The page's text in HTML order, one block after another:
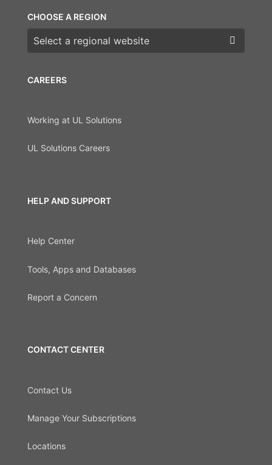
CAREERS
Working at UL Solutions
UL Solutions Careers
HELP AND SUPPORT
Help Center
Tools, Apps and Databases
Report a Concern
CONTACT CENTER
Contact Us
Manage Your Subscriptions
Locations
CHOOSE A REGION
Choose a region